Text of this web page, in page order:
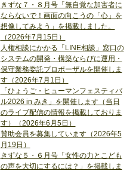
きずな７・８月号「無自覚な加害者に
ならないで！画面の向こうの「心」を
想像してみよう」を掲載しました。
（2026年7月15日）
人権相談にかかる「LINE相談」窓口の
システムの開発・構築ならびに運用・
保守業務委託プロポーザルを開催しま
す（2026年7月1日）
「ひょうご・ヒューマンフェスティバ
ル2026 in みき」を開催します（当日
のライブ配信の情報を掲載しておりま
す）（2026年6月5日）
賛助会員を募集しています（2026年5
月19日）
きずな５・６月号「女性の力とこども
の声を大切にするには？」を掲載しま